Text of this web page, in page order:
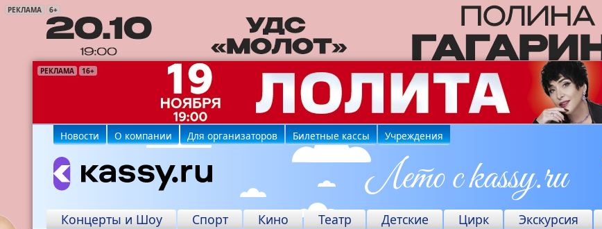
РЕКЛАМА 6+
РЕКЛАМА 16+
РЕКЛАМА 6+
РЕКЛАМА 16+
РЕКЛАМА 12+
РЕКЛАМА 6+
РЕКЛАМА 6+
Новости О компании Для организаторов Билетные кассы Учреждения
Концерты и Шоу Спорт Кино Театр Детские Цирк Экскурсия